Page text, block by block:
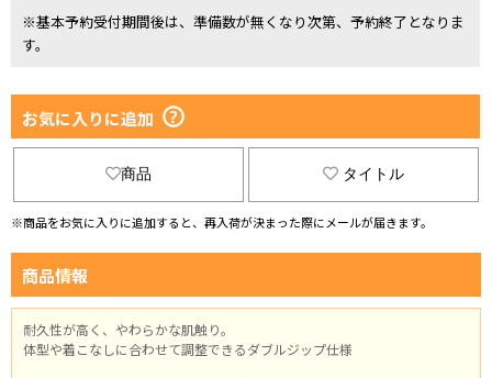
※基本予約受付期間後は、準備数が無くなり次第、予約終了となりま
す。
お気に入りに追加
商品 タイトル
※商品をお気に入りに追加すると、再入荷が決まった際にメールが届きます。
商品情報
耐久性が高く、やわらかな肌触り。
体型や着こなしに合わせて調整できるダブルジップ仕様